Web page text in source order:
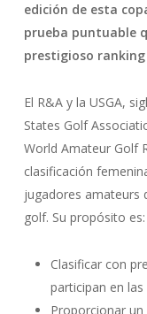
edición de esta
prueba puntuable
prestigioso ranking
El R&A y la USGA,
States Golf
World Amateur Golf
clasificación
jugadores amateurs
golf. Su propósito es:
Clasificar con
participan en
Proporcionar